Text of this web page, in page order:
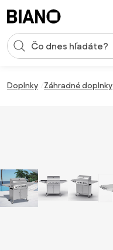
Vstup pre vyhľadávanie
Doplnky Záhradné doplnky